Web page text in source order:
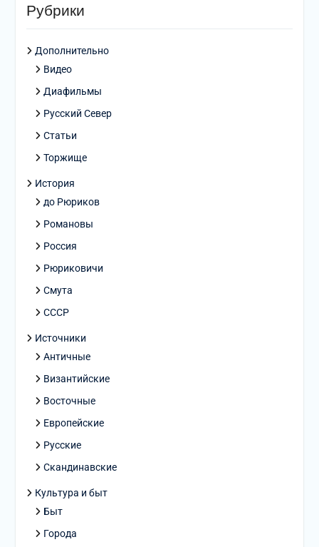
Рубрики
Дополнительно
Видео
Диафильмы
Русский Север
Статьи
Торжище
История
до Рюриков
Романовы
Россия
Рюриковичи
Смута
СССР
Источники
Античные
Византийские
Восточные
Европейские
Русские
Скандинавские
Культура и быт
Быт
Города